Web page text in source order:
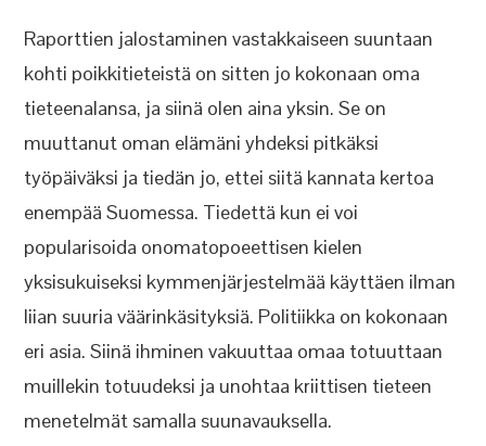
Raporttien jalostaminen vastakkaiseen suuntaan
kohti poikkitieteistä on sitten jo kokonaan oma
tieteenalansa, ja siinä olen aina yksin. Se on
muuttanut oman elämäni yhdeksi pitkäksi
työpäiväksi ja tiedän jo, ettei siitä kannata kertoa
enempää Suomessa. Tiedettä kun ei voi
popularisoida onomatopoeettisen kielen
yksisukuiseksi kymmenjärjestelmää käyttäen ilman
liian suuria väärinkäsityksiä. Politiikka on kokonaan
eri asia. Siinä ihminen vakuuttaa omaa totuuttaan
muillekin totuudeksi ja unohtaa kriittisen tieteen
menetelmät samalla suunavauksella.